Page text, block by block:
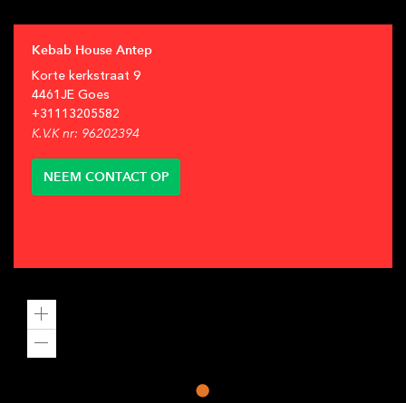
Kebab House Antep
Korte kerkstraat 9
4461JE Goes
+31 113205582
K.V.K nr: 96202394
NEEM CONTACT OP
Zoom